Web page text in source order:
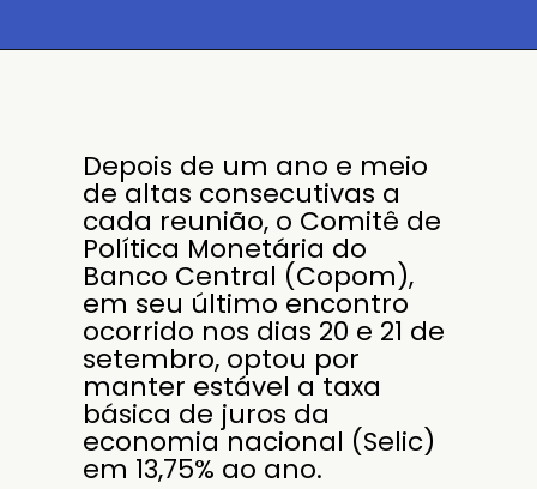
Depois de um ano e meio
de altas consecutivas a
cada reunião, o Comitê de
Política Monetária do
Banco Central (Copom),
em seu último encontro
ocorrido nos dias 20 e 21 de
setembro, optou por
manter estável a taxa
básica de juros da
economia nacional (Selic)
em 13,75% ao ano.